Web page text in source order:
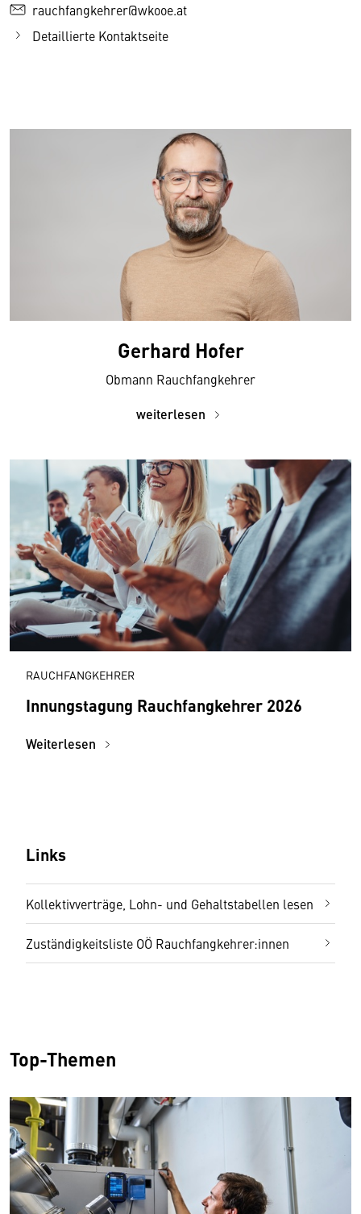
rauchfangkehrer@wkooe.at
Detaillierte Kontaktseite
Gerhard Hofer
Obmann Rauchfangkehrer
weiterlesen
RAUCHFANGKEHRER
Innungstagung Rauchfangkehrer 2026
Weiterlesen
Links
Kollektivverträge, Lohn- und Gehaltstabellen lesen
Zuständigkeitsliste OÖ Rauchfangkehrer:innen
Top-Themen